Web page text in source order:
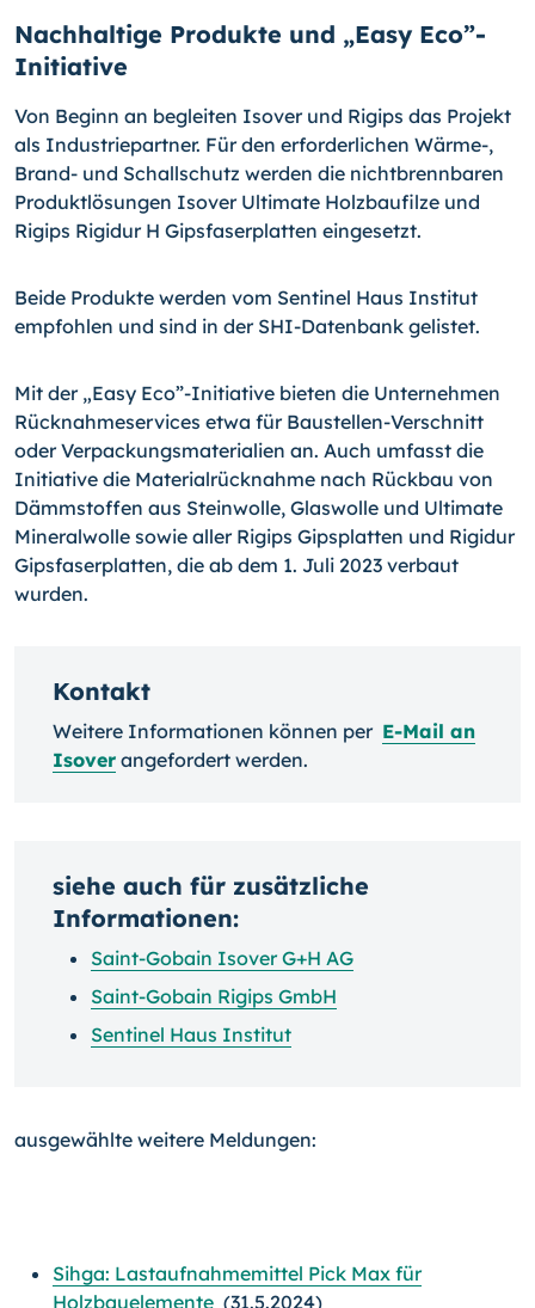
Nachhaltige Produkte und „Easy Eco”-
Initiative
Von Beginn an begleiten Isover und Rigips das Projekt
als Industriepartner. Für den erforderlichen Wärme-,
Brand- und Schallschutz werden die nichtbrennbaren
Produktlösungen Isover Ultimate Holzbaufilze und
Rigips Rigidur H Gipsfaserplatten eingesetzt.
Beide Produkte werden vom Sentinel Haus Institut
empfohlen und sind in der SHI-Datenbank gelistet.
Mit der „Easy Eco”-Initiative bieten die Unternehmen
Rücknahmeservices etwa für Baustellen-Verschnitt
oder Verpackungsmaterialien an. Auch umfasst die
Initiative die Materialrücknahme nach Rückbau von
Dämmstoffen aus Steinwolle, Glaswolle und Ultimate
Mineralwolle sowie aller Rigips Gipsplatten und Rigidur
Gipsfaserplatten, die ab dem 1. Juli 2023 verbaut
wurden.
Kontakt
Weitere Informationen können per E-Mail an
Isover angefordert werden.
siehe auch für zusätzliche
Informationen:
Saint-Gobain Isover G+H AG
Saint-Gobain Rigips GmbH
Sentinel Haus Institut
ausgewählte weitere Meldungen:
Sihga: Lastaufnahmemittel Pick Max für
Holzbauelemente (31.5.2024)